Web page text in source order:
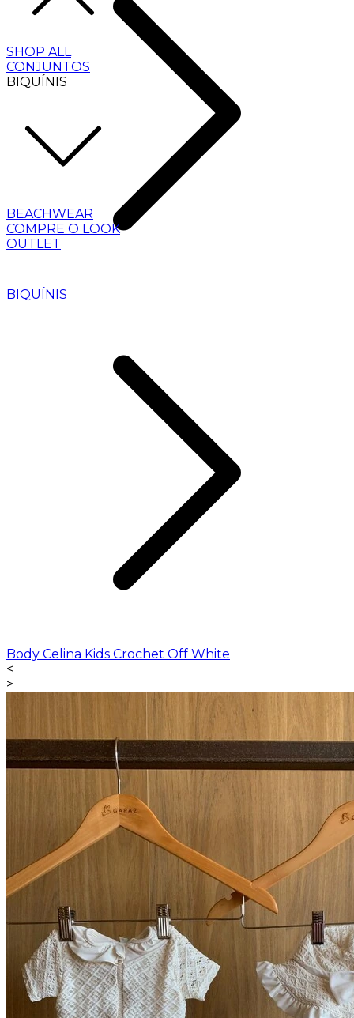
SHOP ALL
CONJUNTOS
BIQUÍNIS
BEACHWEAR
COMPRE O LOOK
OUTLET
BIQUÍNIS
Body Celina Kids Crochet Off White
<
>